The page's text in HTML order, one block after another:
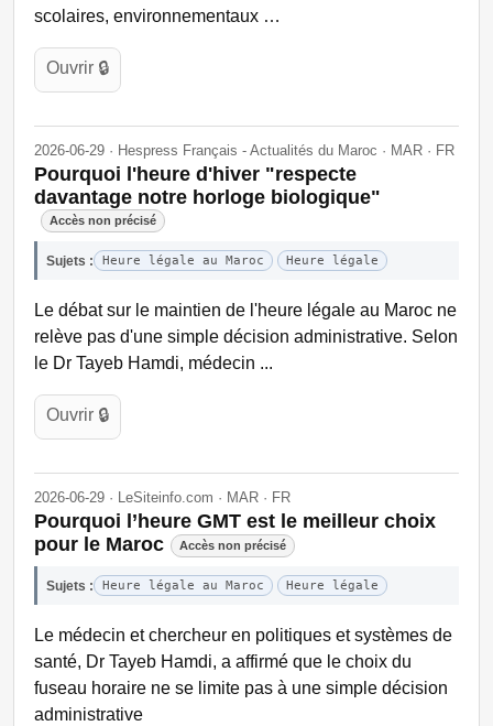
scolaires, environnementaux …
Ouvrir 🔒
2026-06-29 · Hespress Français - Actualités du Maroc · MAR · FR
Pourquoi l'heure d'hiver "respecte
davantage notre horloge biologique"
Accès non précisé
Sujets : Heure légale au Maroc Heure légale
Le débat sur le maintien de l'heure légale au Maroc ne
relève pas d'une simple décision administrative. Selon
le Dr Tayeb Hamdi, médecin ...
Ouvrir 🔒
2026-06-29 · LeSiteinfo.com · MAR · FR
Pourquoi l’heure GMT est le meilleur choix
pour le Maroc
Accès non précisé
Sujets : Heure légale au Maroc Heure légale
Le médecin et chercheur en politiques et systèmes de
santé, Dr Tayeb Hamdi, a affirmé que le choix du
fuseau horaire ne se limite pas à une simple décision
administrative